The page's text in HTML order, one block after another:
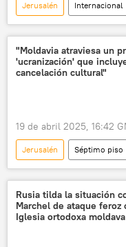
Jerusalén Internacional
religión
Moldavia
"Moldavia atraviesa un
'ucranización' que
cancelación cultural"
19 de abril 2025, 16:42
Jerusalén Séptimo piso
🌍 Europa
Unión
Giorgia Meloni
Donald Trump
Rusia tilda la situación
Marchel de ataque feroz
Iglesia ortodoxa moldava